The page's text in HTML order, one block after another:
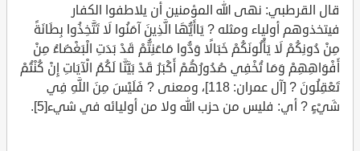
قال القرطبي: نهى الله المؤمنين أن يلاطفوا الكفار
فيتخذوهم أولياء ومثله ? يَاأَيُّهَا الَّذِينَ آمَنُوا لَا تَتَّخِذُوا بِطَانَةً
مِنْ دُونِكُمْ لَا يَأْلُونَكُمْ خَبَالًا وَدُّوا مَاعَنِتُّمْ قَدْ بَدَتِ الْبَغْضَاءُ مِنْ
أَفْوَاهِهِمْ وَمَا تُخْفِي صُدُورُهُمْ أَكْبَرُ قَدْ بَيَّنَّا لَكُمُ الْآيَاتِ إِنْ كُنْتُمْ
تَعْقِلُونَ ? [آل عمران: 118]، ومعنى ? فَلَيْسَ مِنَ اللَّهِ فِي
شَيْءٍ ? أي: فليس من حزب الله ولا من أوليائه في شيء[5].